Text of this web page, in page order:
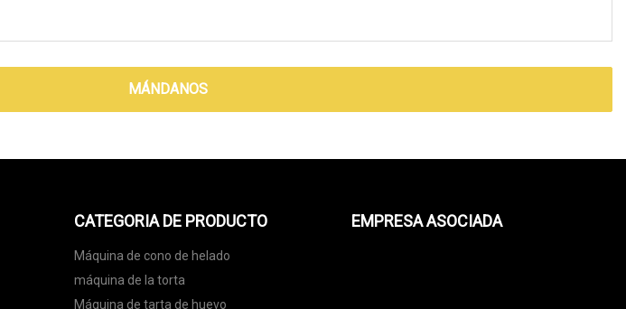
MÁNDANOS
CATEGORIA DE PRODUCTO
Máquina de cono de helado
máquina de la torta
Máquina de tarta de huevo
EMPRESA ASOCIADA